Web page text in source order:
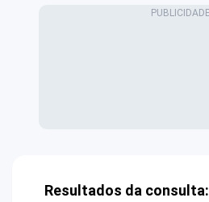
Resultados da consulta: